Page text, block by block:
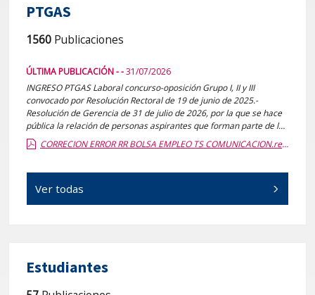
PTGAS
1560 Publicaciones
ÚLTIMA PUBLICACIÓN - -31/07/2026
INGRESO PTGAS Laboral concurso-oposición Grupo I, II y III
convocado por Resolución Rectoral de 19 de junio de 2025.-
Resolución de Gerencia de 31 de julio de 2026, por la que se hace
pública la relación de personas aspirantes que forman parte de la
modificación, por error material, de la bolsa de empleo de la
categoría de Titulado Superior Comunicación.
CORRECION ERROR RR BOLSA EMPLEO TS COMUNICACION.report.pdf.pdf
Ver todas
Estudiantes